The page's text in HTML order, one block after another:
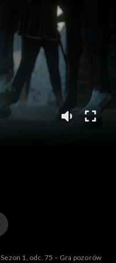
Korona królów.
Sezon 1, odc. 75 – Gra pozorów